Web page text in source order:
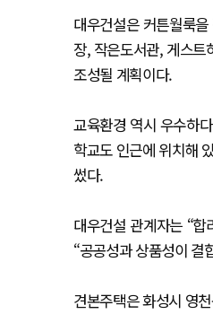
대우건설은 커튼월룩
장, 작은도서관, 게스
조성될 계획이다.
교육환경 역시 우수하
학교도 인근에 위치해
썼다.
대우건설 관계자는 “
“공공성과 상품성이 결
견본주택은 화성시 영